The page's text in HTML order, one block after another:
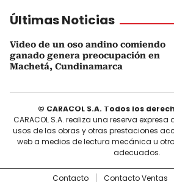
Últimas Noticias
Video de un oso andino comiendo
ganado genera preocupación en
Machetá, Cundinamarca
© CARACOL S.A. Todos los
CARACOL S.A. realiza una reserva
usos de las obras y otras prestaciones
web a medios de lectura mecánica u
adecuados.
Contacto Contacto Ventas